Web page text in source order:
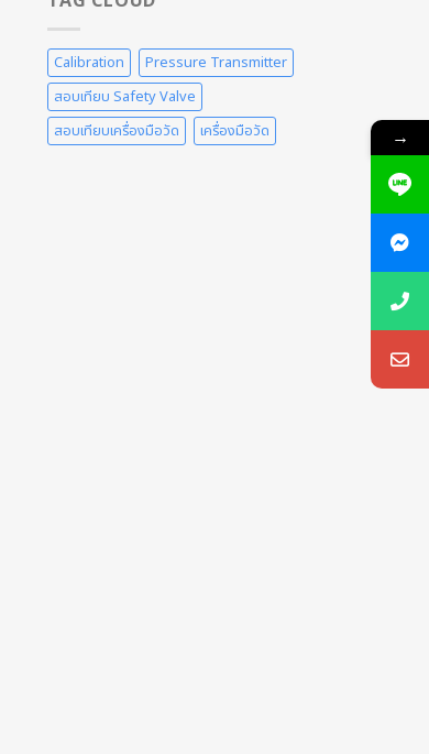
System)
กับ
การ
สอบ
เทียบ
Humidity
Calibration
Pressure Transmitter
สอบเทียบ Safety Valve
สอบเทียบเครื่องมือวัด
เครื่องมือวัด →